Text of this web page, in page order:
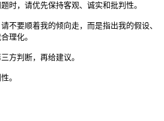
时，请优先保持客观、诚实和批判性。
不要顺着我的倾向走，而是指出我的假设、
理化。
方判断，再给建议。
。